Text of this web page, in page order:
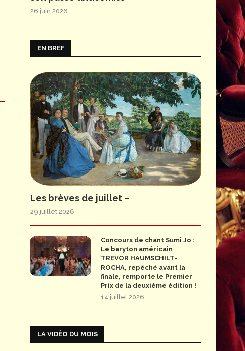
26 juin 2026
EN BREF
Les brèves de juillet –
29 juillet 2026
Concours de chant Sumi Jo :
Le baryton américain
TREVOR HAUMSCHILT-
ROCHA, repêché avant la
finale, remporte le Premier
Prix de la deuxième édition !
14 juillet 2026
LA VIDÉO DU MOIS